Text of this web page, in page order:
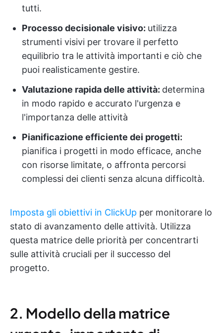
tutti.
Processo decisionale visivo: utilizza
strumenti visivi per trovare il perfetto
equilibrio tra le attività importanti e ciò che
puoi realisticamente gestire.
Valutazione rapida delle attività: determina
in modo rapido e accurato l'urgenza e
l'importanza delle attività
Pianificazione efficiente dei progetti:
pianifica i progetti in modo efficace, anche
con risorse limitate, o affronta percorsi
complessi dei clienti senza alcuna difficoltà.
Imposta gli obiettivi in ClickUp per monitorare lo
stato di avanzamento delle attività. Utilizza
questa matrice delle priorità per concentrarti
sulle attività cruciali per il successo del
progetto.
2. Modello della matrice